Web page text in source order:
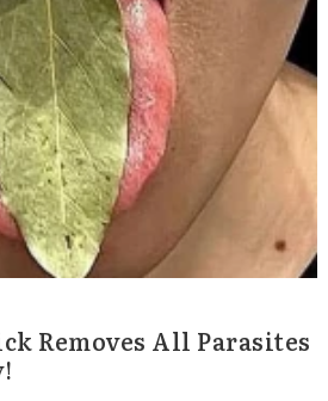
Removes All Parasites